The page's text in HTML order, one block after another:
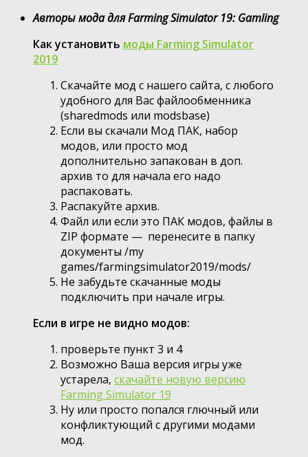
Авторы мода для Farming Simulator 19: Gamling
Как установить моды Farming Simulator
2019
Скачайте мод с нашего сайта, с любого
удобного для Вас файлообменника
(sharedmods или modsbase)
Если вы скачали Мод ПАК, набор
модов, или просто мод
дополнительно запакован в доп.
архив то для начала его надо
распаковать.
Распакуйте архив.
Файл или если это ПАК модов, файлы в
ZIP формате — перенесите в папку
документы /my
games/farmingsimulator2019/mods/
Не забудьте скачанные моды
подключить при начале игры.
Если в игре не видно модов:
проверьте пункт 3 и 4
Возможно Ваша версия игры уже
устарела, скачайте новую версию
Farming Simulator 19
Ну или просто попался глючный или
конфликтующий с другими модами
мод.